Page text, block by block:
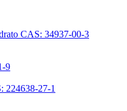
CAS: 34937-00-3
9
224638-27-1